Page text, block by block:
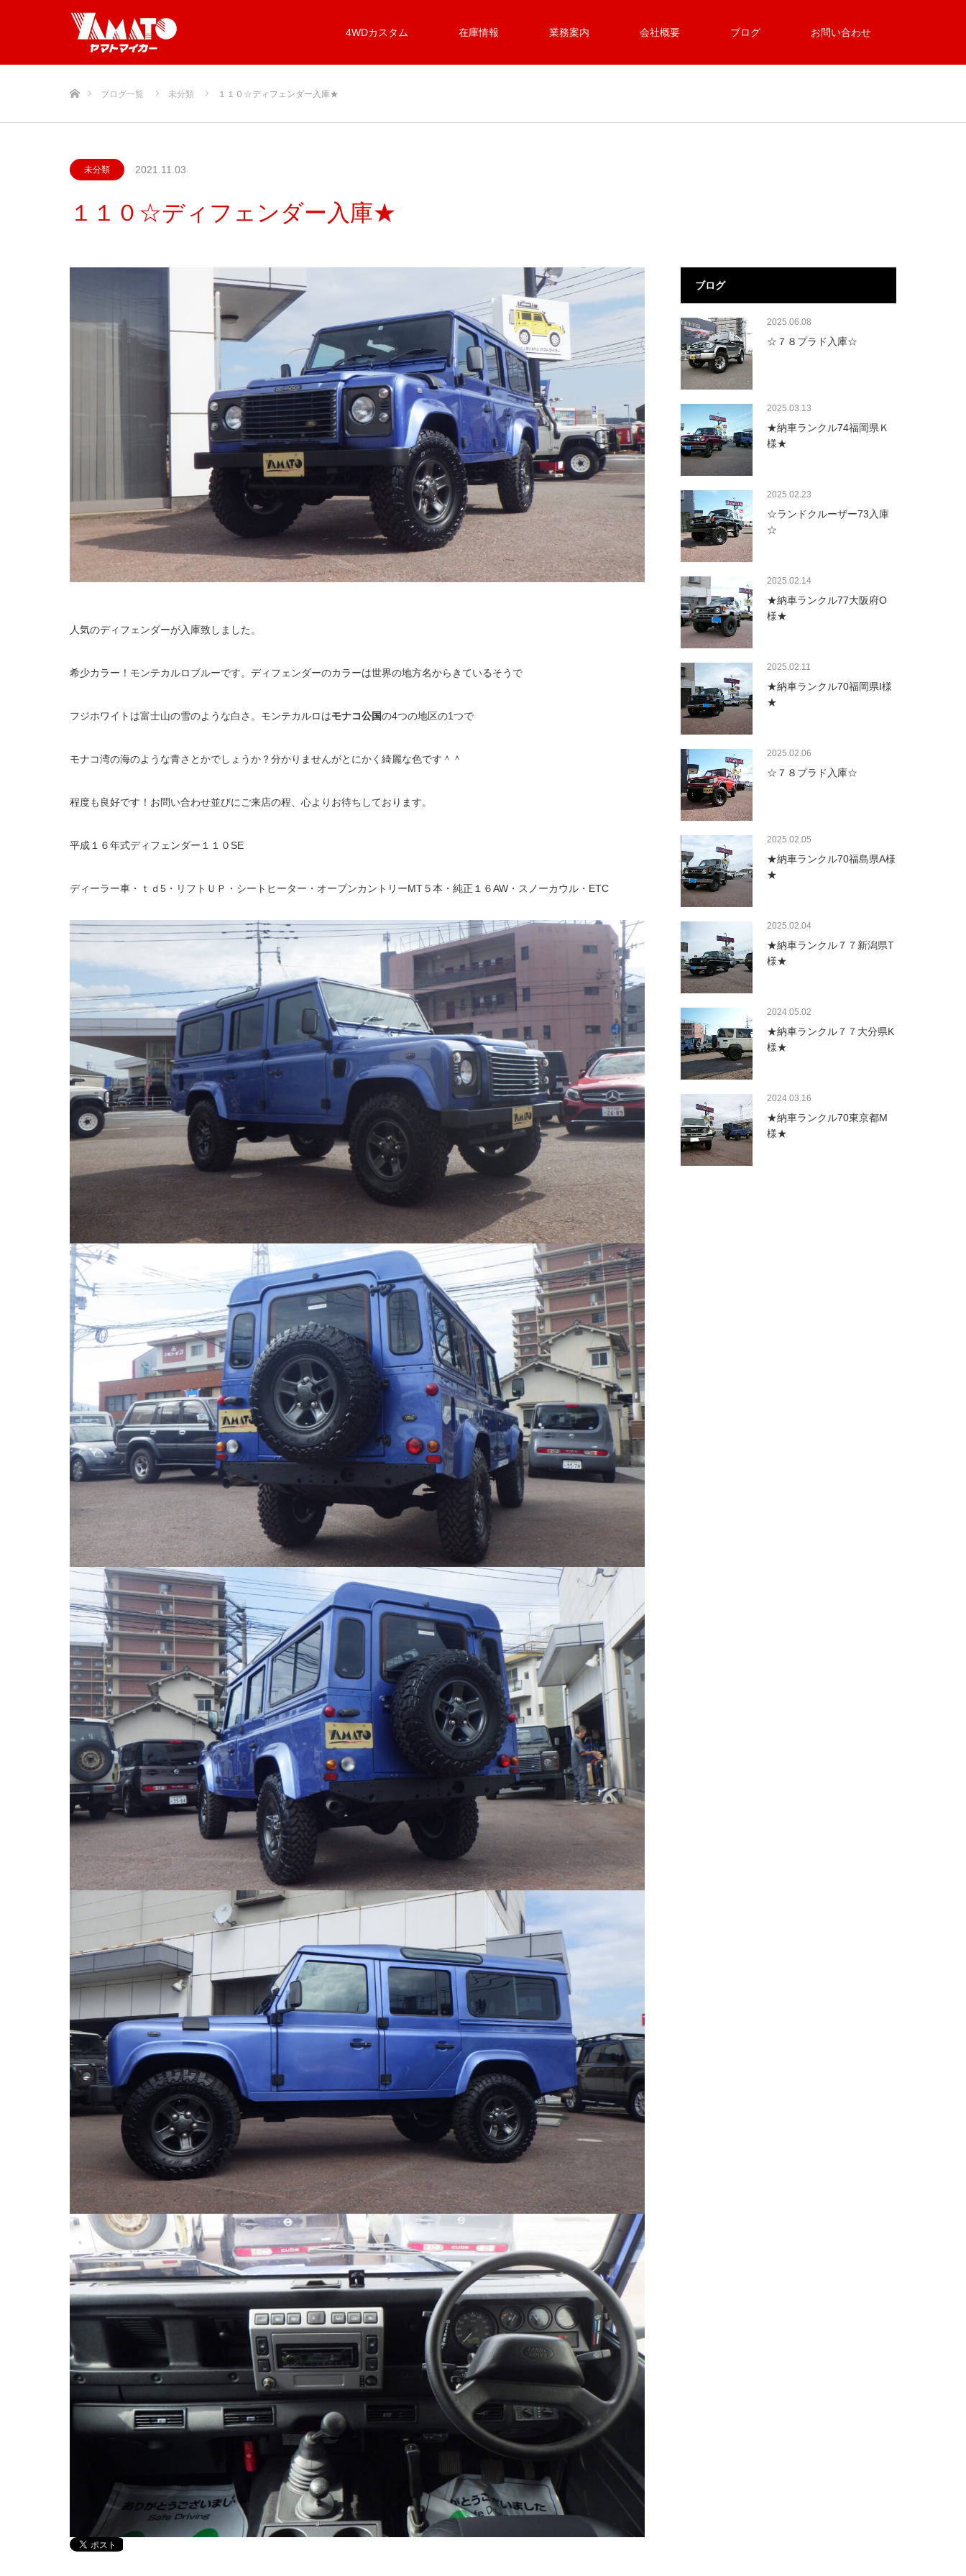
4WDカスタム 在庫情報 業務案内 会社概要 ブログ お問い合わせ
ブログ一覧 未分類 １１０☆ディフェンダー入庫★
未分類 2021.11.03
１１０☆ディフェンダー入庫★
人気のディフェンダーが入庫致しました。
希少カラー！モンテカルロブルーです。ディフェンダーのカラーは世界の地方名からきているそうで
フジホワイトは富士山の雪のような白さ。モンテカルロはモナコ公国の4つの地区の1つで
モナコ湾の海のような青さとかでしょうか？分かりませんがとにかく綺麗な色です＾＾
程度も良好です！お問い合わせ並びにご来店の程、心よりお待ちしております。
平成１６年式ディフェンダー１１０SE
ディーラー車・ｔｄ5・リフトＵＰ・シートヒーター・オープンカントリーMT５本・純正１６AW・スノーカウル・ETC
ブログ
2025.06.08
☆７８プラド入庫☆
2025.03.13
★納車ランクル74福岡県Ｋ
様★
2025.02.23
☆ランドクルーザー73入庫
☆
2025.02.14
★納車ランクル77大阪府O
様★
2025.02.11
★納車ランクル70福岡県I様
★
2025.02.06
☆７８プラド入庫☆
2025.02.05
★納車ランクル70福島県A様
★
2025.02.04
★納車ランクル７７新潟県T
様★
2024.05.02
★納車ランクル７７大分県K
様★
2024.03.16
★納車ランクル70東京都M
様★